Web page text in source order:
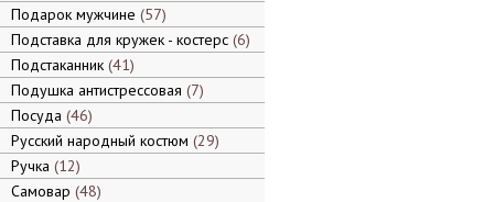
Подарок мужчине 57
Подставка для кружек - костерс 6
Подстаканник 41
Подушка антистрессовая 7
Посуда 46
Русский народный костюм 29
Ручка 12
Самовар 48